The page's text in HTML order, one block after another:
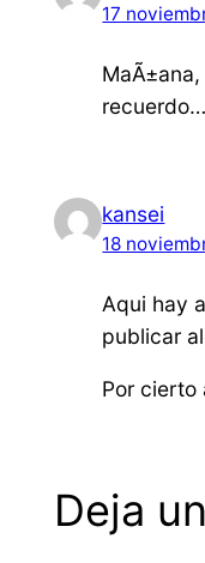
17
kansei
18
Aqui hay
publicar
Por cierto
Deja